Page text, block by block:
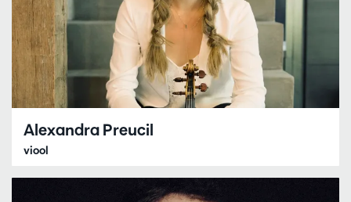
Alexandra Preucil
viool